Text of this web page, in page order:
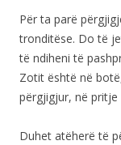
Për ta parë
tronditëse. Do të
të ndiheni të
Zotit është në
përgjigjur, në pritje
Duhet atëherë të